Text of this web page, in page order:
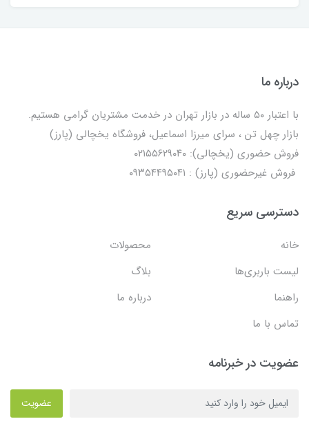
درباره ما
با اعتبار ۵۰ ساله در بازار تهران در خدمت مشتریان گرامی هستیم.
بازار چهل تن ، سرای میرزا اسماعیل، فروشگاه یخچالی‌ (پارز)
فروش حضوری (یخچالی): ۰۲۱۵۵۶۲۹۰۴۰
فروش غیرحضوری (پارز) : ۰۹۳۵۴۴۹۵۰۴۱
دسترسی سریع
خانه
محصولات
لیست باربری‌ها
بلاگ
راهنما
درباره ما
تماس با ما
عضویت در خبرنامه
عضویت